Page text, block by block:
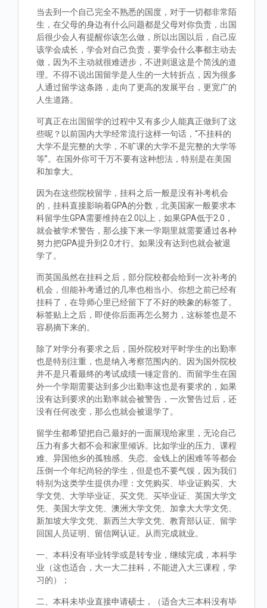
当去到一个自己完全不熟悉的国度，对于一切都非常陌
生，在父母的身边有什么问题都是父母对你负责，出国
后很少会人有提醒你该怎么做，所以出国以后，自己应
该学会成长，学会对自己负责，要学会什么事都主动去
做，因为不主动就很难进步，不进则退这是个简浅的道
理。不得不说出国留学是人生的一大转折点，因为很多
人通过留学这条路，走向了更高的发展平台，更宽广的
人生道路。
可真正在出国留学的过程中又有多少人能真正做到了这
些呢？以前国内大学经常流行这样一句话，“不挂科的
大学不是完整的大学，不旷课的大学不是完整的大学等
等”。在国外你可千万不要有这种想法，特别是在美国
和加拿大。
因为在这些院校留学，挂科之后一般是没有补考机会
的，挂科直接影响着GPA的分数，北美国家一般要求本
科留学生GPA需要维持在2.0以上，如果GPA低于2.0，
就会被学术警告，那么接下来一学期里就需要通过各种
努力把GPA提升到2.0才行。如果没有达到也就会被退
学了。
而英国虽然在挂科之后，部分院校都会给到一次补考的
机会，但能补考通过的几率也相当小。你想之前已经有
挂科了，在导师心里已经留下了不好的映象的标签了。
标签贴上之后，即使你后面再怎么努力，这标签也是不
容易摘下来的。
除了对学分有要求之后，国外院校对平时学生的出勤率
也是特别注重，也是纳入考察范围内的。因为国外院校
并不是只看最终的考试成绩一锤定音的。而留学生在国
外一个学期需要达到多少出勤率这也是有要求的，如果
没有达到要求的出勤率就会被警告，一次警告过后，还
没有任何改变，那么也就会被退学了。
留学生都希望把自己最好的一面展现给家里，无论自己
压力有多大都不会和家里倾诉。比如学业的压力、课程
难、异国他乡的孤独感、失恋、金钱上的困难等等都会
压倒一个年纪尚轻的学生，但是也不要气馁，因为我们
特别为这类学生提供办理：文凭购买、毕业证购买、大
学文凭、大学毕业证、买文凭、买毕业证、英国大学文
凭、美国大学文凭、澳洲大学文凭、加拿大大学文凭、
新加坡大学文凭、新西兰大学文凭、教育部认证、留学
回国人员证明、留信网认证。从而完成就业。
一、本科没有毕业转学或是转专业，继续完成，本科学
业（这也适合，大一大二挂科，不能进入大三课程，学
习的）；
二、本科未毕业直接申请硕士，（适合大三本科没有毕